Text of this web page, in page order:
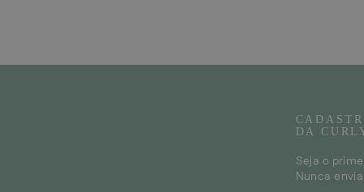
DA
Seja o
Nunca